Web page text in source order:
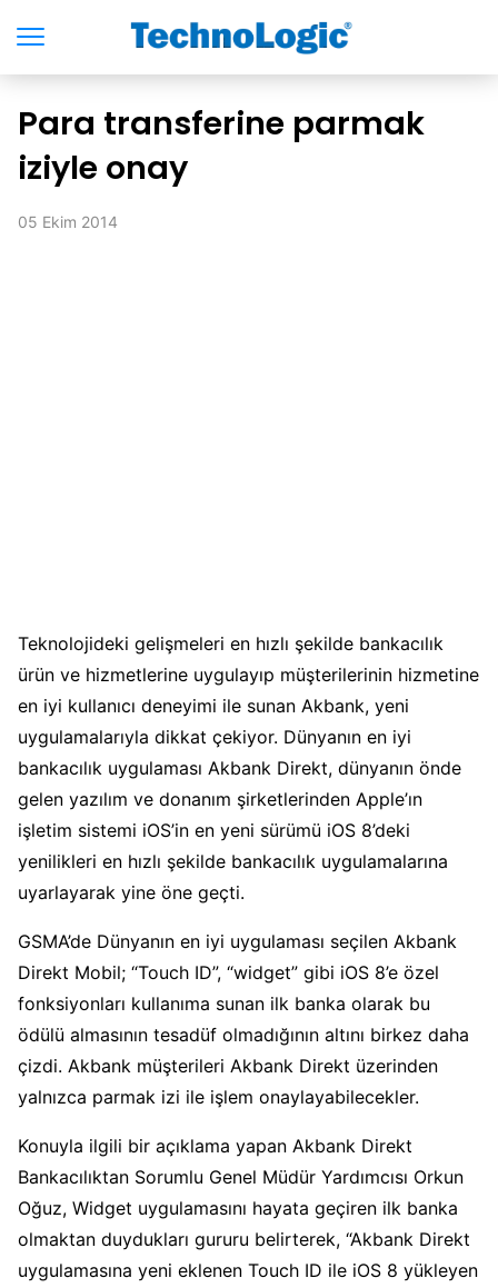
Para transferine parmak
iziyle onay
05 Ekim 2014
Teknolojideki gelişmeleri en hızlı şekilde bankacılık
ürün ve hizmetlerine uygulayıp müşterilerinin hizmetine
en iyi kullanıcı deneyimi ile sunan Akbank, yeni
uygulamalarıyla dikkat çekiyor. Dünyanın en iyi
bankacılık uygulaması Akbank Direkt, dünyanın önde
gelen yazılım ve donanım şirketlerinden Apple’ın
işletim sistemi iOS’in en yeni sürümü iOS 8’deki
yenilikleri en hızlı şekilde bankacılık uygulamalarına
uyarlayarak yine öne geçti.
GSMA’de Dünyanın en iyi uygulaması seçilen Akbank
Direkt Mobil; “Touch ID”, “widget” gibi iOS 8’e özel
fonksiyonları kullanıma sunan ilk banka olarak bu
ödülü almasının tesadüf olmadığının altını birkez daha
çizdi. Akbank müşterileri Akbank Direkt üzerinden
yalnızca parmak izi ile işlem onaylayabilecekler.
Konuyla ilgili bir açıklama yapan Akbank Direkt
Bankacılıktan Sorumlu Genel Müdür Yardımcısı Orkun
Oğuz, Widget uygulamasını hayata geçiren ilk banka
olmaktan duydukları gururu belirterek, “Akbank Direkt
uygulamasına yeni eklenen Touch ID ile iOS 8 yükleyen